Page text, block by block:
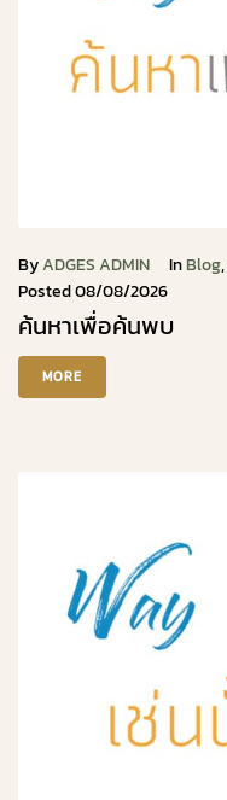
ByADGES ADMIN InBlog,
Posted08/08/2026
ค้นหาเพื่อค้นพบ
MORE